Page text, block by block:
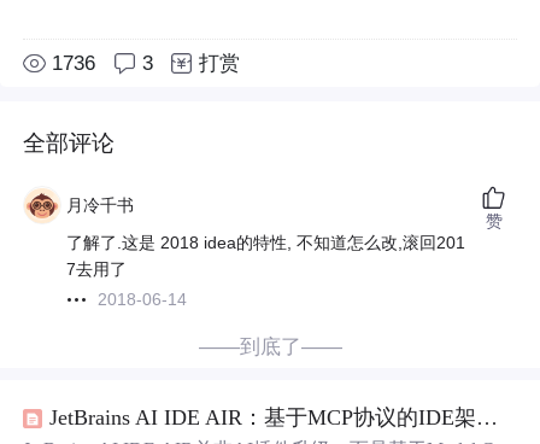
1736 3 打赏
全部评论
月冷千书
了解了.这是 2018 idea的特性, 不知道怎么改,滚回201
7去用了
2018-06-14
赞
——到底了——
JetBrains AI IDE AIR：基于MCP协议的IDE架构重构